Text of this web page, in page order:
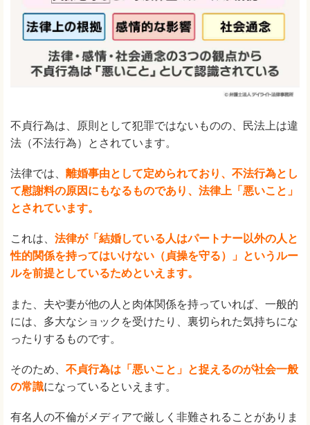
不貞行為は、原則として犯罪ではないものの、民法上は違
法（不法行為）とされています。
法律では、 離婚事由として定められており、不法行為とし
て慰謝料の原因にもなるものであり、法律上「悪いこと」
とされています。
これは、 法律が「結婚している人はパートナー以外の人と
性的関係を持ってはいけない（貞操を守る）」というルー
ルを前提としているためといえます。
また、夫や妻が他の人と肉体関係を持っていれば、一般的
には、多大なショックを受けたり、裏切られた気持ちにな
ったりするものです。
そのため、 不貞行為は「悪いこと」と捉えるのが社会一般
の常識になっているといえます。
有名人の不倫がメディアで厳しく非難されることがありま